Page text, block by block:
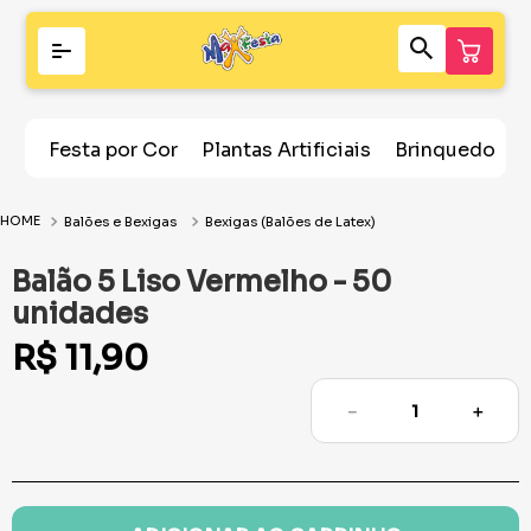
Festa por Cor Plantas Artificiais Brinquedos
Balões e Bexigas Bexigas (Balões de Latex)
Balão 5 Liso Vermelho - 50
unidades
R$ 11,90
＋
－